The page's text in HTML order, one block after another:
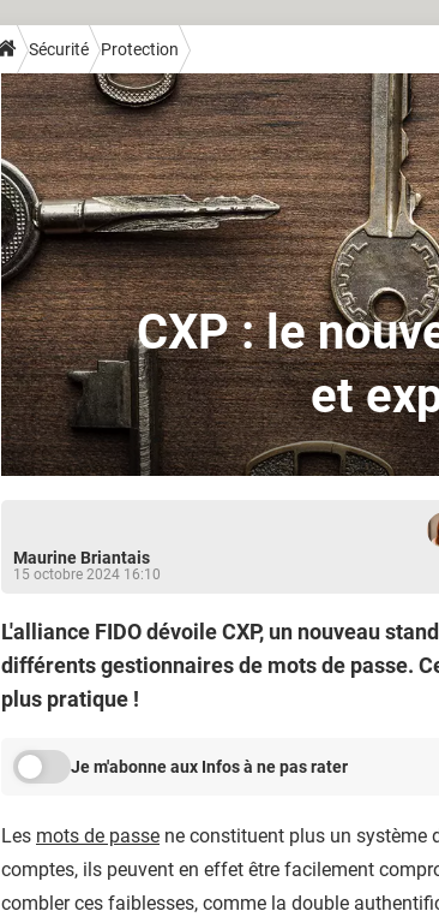
Sécurité Protection
CXP : le
et
Maurine Briantais
15 octobre 2024 16:10
L'alliance FIDO dévoile CXP, un nouveau
différents gestionnaires de mots de passe.
plus pratique !
Je m'abonne aux Infos à ne pas rater
Les mots de passe ne constituent plus un système
comptes, ils peuvent en effet être facilement
combler ces faiblesses, comme la double